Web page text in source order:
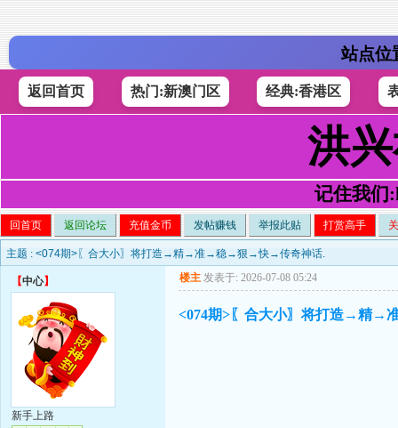
站点位
返回首页 热门:新澳门区 经典:香港区
洪
记住我们
回首页 返回论坛 充值金币 发帖赚钱 举报此贴 打赏高手
主题 : <074期>〖合大小〗将打造→精→准→稳→狠→快→传奇神话.
【中心】
新手上路
楼主 发表于: 2026-07-08 05:24
<074期>〖合大小〗将打造→精